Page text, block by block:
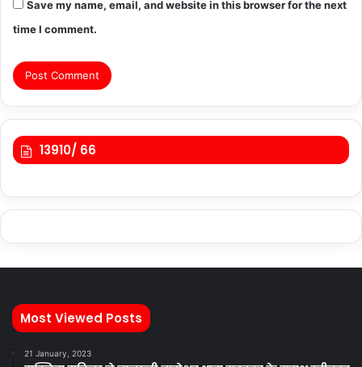
Save my name, email, and website in this browser for the next
time I comment.
13910/ 66
Most Viewed Posts
21 January, 2023